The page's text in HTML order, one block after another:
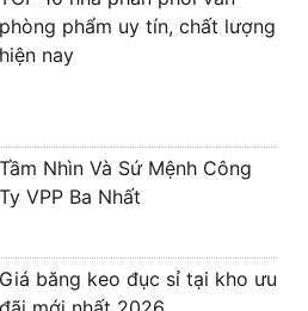
phòng phẩm uy tín, chất lượng
hiện nay
Tầm Nhìn Và Sứ Mệnh Công
Ty VPP Ba Nhất
Giá băng keo đục sỉ tại kho ưu